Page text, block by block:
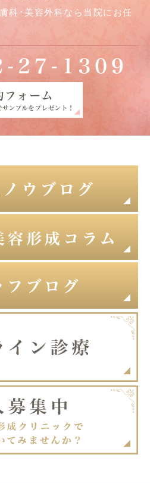
科･美容外科なら当院にお任